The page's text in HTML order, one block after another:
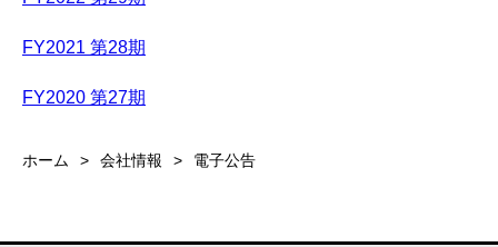
FY2021 第28期
FY2020 第27期
ホーム 会社情報 電子公告